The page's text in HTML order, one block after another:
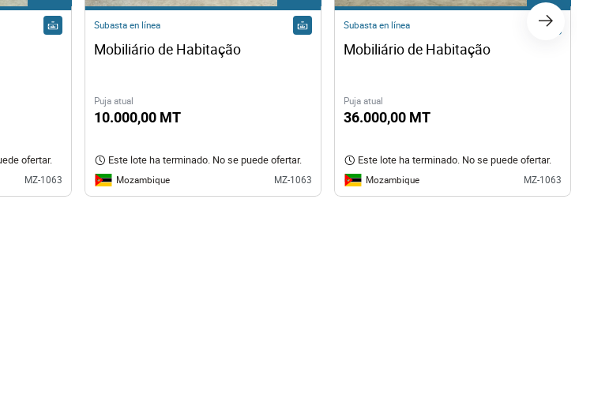
ofertar.
MZ-1063
Subasta en línea
Mobiliário de Habitação
Puja atual
10.000,00 MT
Este lote ha terminado. No se puede ofertar.
Mozambique MZ-1063
Subasta en línea
Mobiliário de Habitação
Puja atual
36.000,00 MT
Este lote ha terminado. No se puede ofertar.
Mozambique MZ-1063